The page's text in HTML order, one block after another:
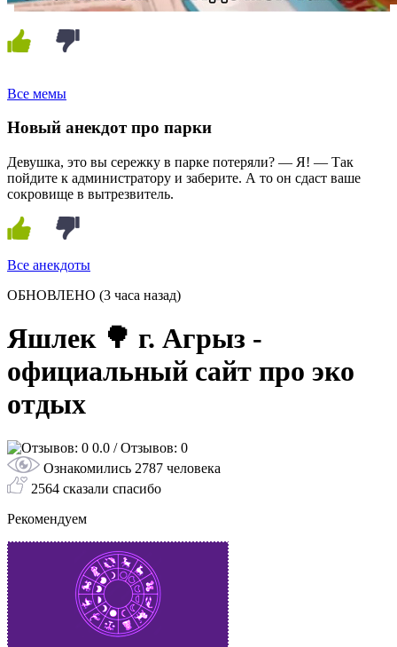
Все мемы
Новый анекдот про парки
Девушка, это вы сережку в парке потеряли? — Я! — Так
пойдите к администратору и заберите. А то он сдаст ваше
сокровище в вытрезвитель.
Все анекдоты
ОБНОВЛЕНО (3 часа назад)
Яшлек 🌳 г. Агрыз -
официальный сайт про эко
отдых
0.0 / Отзывов: 0
Ознакомились 2787 человека
2564 сказали спасибо
Рекомендуем